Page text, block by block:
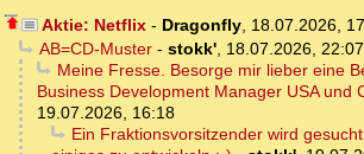
Aktie: Netflix- Dragonfly, 18.07.2026,
AB=CD-Muster- stokk', 18.07.2026, 22:07
Meine Fresse. Besorge mir lieber eine
Business Development Manager USA und
19.07.2026, 16:18
Ein Fraktionsvorsitzender wird